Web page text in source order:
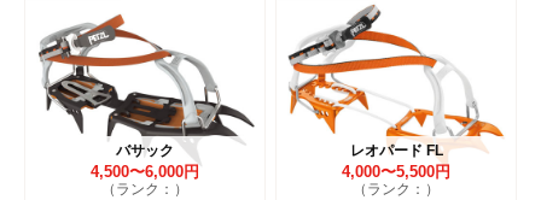
バサック
4,500〜6,000円
（ランク：）
レオパード FL
4,000〜5,500円
（ランク：）